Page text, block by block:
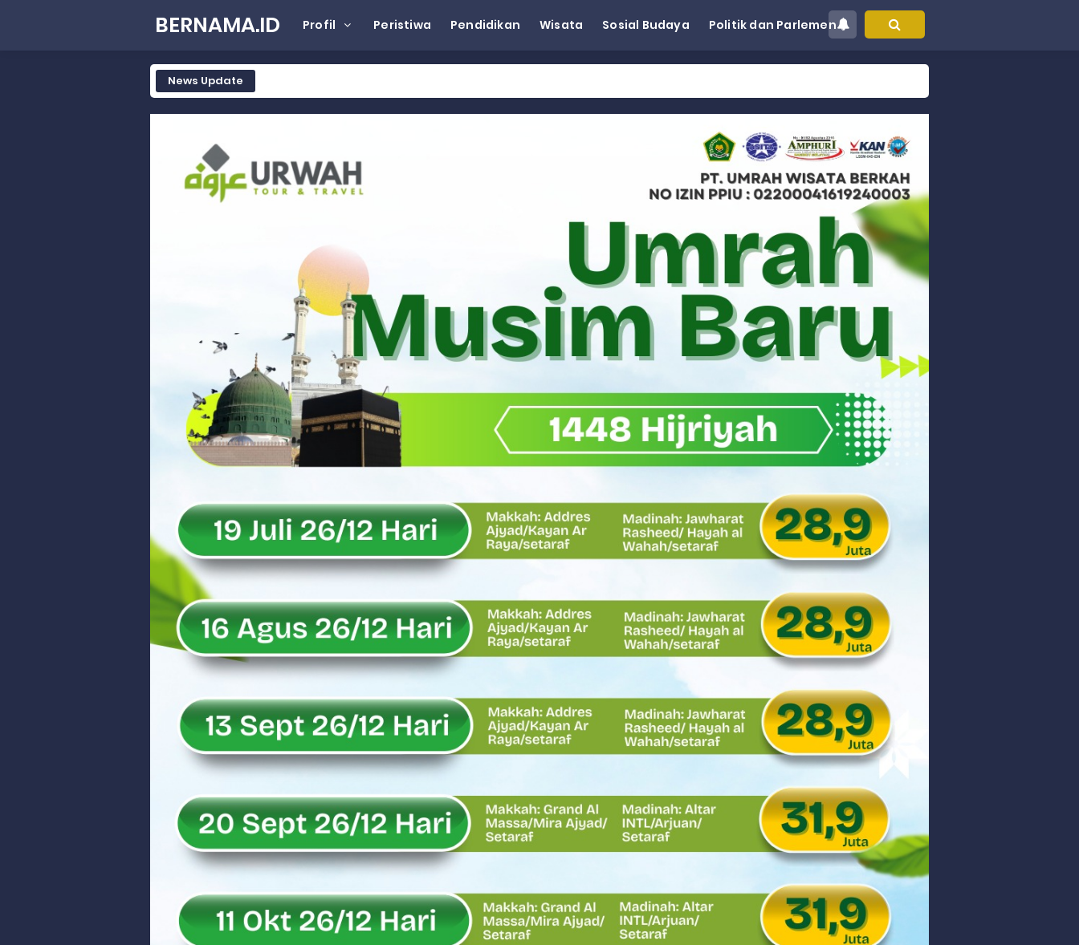
BERNAMA.ID Profil Peristiwa Pendidikan Wisata Sosial Budaya Politik dan Parlemen
News Update
RELIS KEJAKSAAN TINGGI SUMATERA BARAT
RELIS KEJAKSAAN TINGGI SUMATERA BARAT
Peringati Hari Koperasi ke-79, Wagub Sumbar Dorong Koperasi Jadi Motor Penggerak Ekonomi Rakyat
Dilantik sebagai Ketua Umum Gema Keadilan, Rahmat Saleh Ajak Anak Muda Jadi Pemimpin Bangsa
Bangunan Liar di Atas Aset PT KAI Diduga Dibiarkan, Publik Pertanyakan Ketegasan Penegakan Hukum
Gubernur Mahyeldi dan Menteri LH Bahas Penguatan Perhutanan Sosial, Pengelolaan Sampah, dan Perdagangan Karbon
Soal Isu Kejati Sumatera Barat Jemput Mahasiswa Paska Demo, Ini Bantahan Asintel Kejati Sumbar
Danrem 032/Wbr: Jadikan Pengabdian sebagai Ibadah kepada Tuhan Yang Maha Esa
Ini Penjelasan Kejaksaan Tinggi Sumatera Barat tentang Kasus Jembatan Sikabu Padang Pariaman
Danrem 032/Wbr Kunjungi Kodim 0311/Pesisir Selatan, Apresiasi Dedikasi Prajurit Dukung Pembangunan Nasional
Sita Uang Tunai Rp 3 M terkait Kasus Dermaga Labuhan Bajau di Mentawai, Ini Penjelasan Tim Penyidik Kejaksaan Tinggi Sumbar
Rahmat Saleh Sebut Langkah Dony Oskaria Audit 750 BUMN Momentum Perbaikan Tata Kelola
Rahmat Saleh Puji Kinerja Dony Oskaria, Laba BUMN Meningkat dan Transformasi Berjalan Tanpa PHK Massal
DANREM 032/WIRABRAJA RESMIKAN JEMBATAN BAILEY DI NAGARI SALAREH AIA TIMUR, WUJUD NYATA KEPEDULIAN TNI UNTUK MASYARAKAT
Danpusterad Resmi Tutup Program Bakti TNI AD Untuk Rakyat di Kabupaten Kepulauan Mentawai
IHSG Bangkit dan Rupiah Menguat, Rahmat Saleh Apresiasi Gerak Cepat Dasco
Tak Terbatas Dapil, Rahmat Saleh Dorong Penguatan Pertanian di Kabupaten Agam
Rahmat Saleh Komitmen Penguatan Kapasitas Dai dan Akademisi
Gelar Musdalub, Ini Tujuan Partai Demokrat Sumbar Thursday, 6 August